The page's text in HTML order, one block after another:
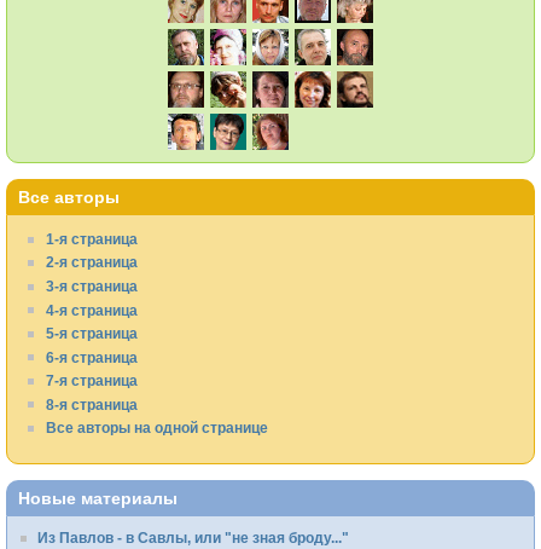
Все авторы
1-я страница
2-я страница
3-я страница
4-я страница
5-я страница
6-я страница
7-я страница
8-я страница
Все авторы на одной странице
Новые материалы
Из Павлов - в Савлы, или "не зная броду..."